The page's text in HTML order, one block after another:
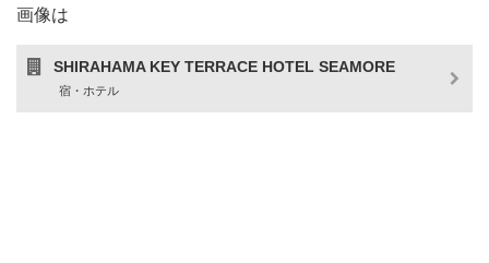
画像は
SHIRAHAMA KEY TERRACE HOTEL SEAMORE
宿・ホテル